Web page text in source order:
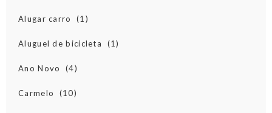
Alugar carro (1)
Aluguel de bicicleta (1)
Ano Novo (4)
Carmelo (10)